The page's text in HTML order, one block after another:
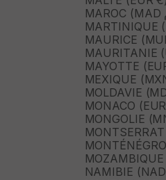
MARTINIQUE
MAURICE
MAURITANIE
MAYOTTE
MEXIQUE
MOLDAVIE
MONACO
MONGOLIE
NAMIBIE